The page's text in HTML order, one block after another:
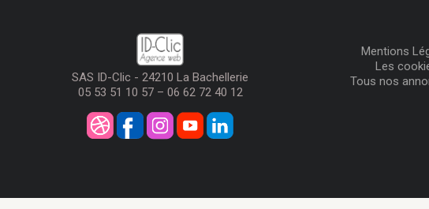
SAS ID-Clic - 24210 La Bachellerie
05 53 51 10 57 – 06 62 72 40 12
Mentions
Les
Tous nos